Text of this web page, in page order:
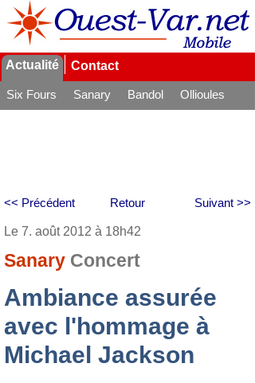
Actualité Contact
Six Fours Sanary Bandol
Ollioules
Retour
<< Précédent Suivant >>
Le 7. août 2012 à 18h42
Sanary Concert
Ambiance assurée
avec l'hommage à
Michael Jackson